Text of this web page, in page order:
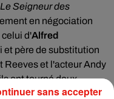
Le Seigneur des
en négociation
celui d'Alfred
et père de substitution
Reeves et l'acteur Andy
ont tourné deux
sans accepter